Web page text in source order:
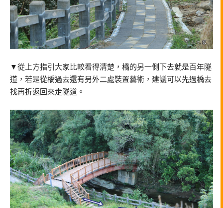
▼從上方指引大家比較看得清楚，橋的另一側下去就是百年隧
道，若是從橋過去還有另外二處裝置藝術，建議可以先過橋去
找再折返回來走隧道。